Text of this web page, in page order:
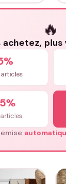
🔥
achetez,